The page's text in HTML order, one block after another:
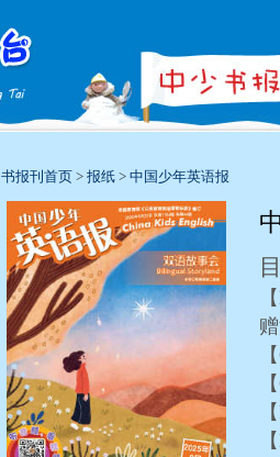
书报刊首页 > 报纸 > 中国少年英语报